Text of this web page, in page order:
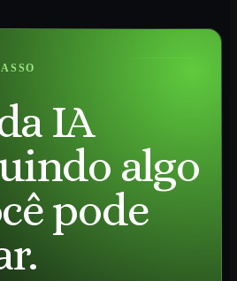
IA
algo
pode